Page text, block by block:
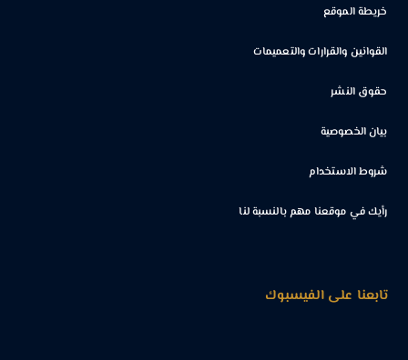
خريطة الموقع
القوانين والقرارات والتعميمات
حقوق النشر
بيان الخصوصية
شروط الاستخدام
رأيك في موقعنا مهم بالنسبة لنا
تابعنا على الفيسبوك